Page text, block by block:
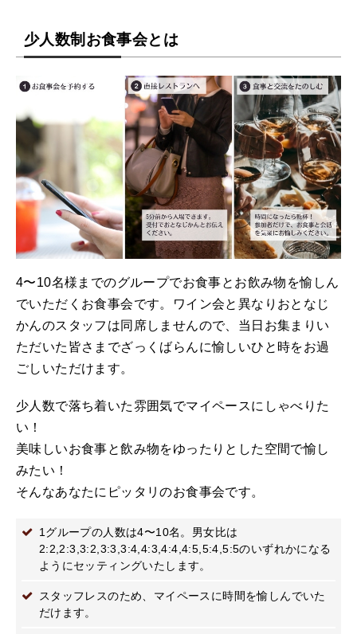
少人数制お食事会とは
4〜10名様までのグループでお食事とお飲み物を愉しん
でいただくお食事会です。ワイン会と異なりおとなじ
かんのスタッフは同席しませんので、当日お集まりい
ただいた皆さまでざっくばらんに愉しいひと時をお過
ごしいただけます。
少人数で落ち着いた雰囲気でマイペースにしゃべりた
い！
美味しいお食事と飲み物をゆったりとした空間で愉し
みたい！
そんなあなたにピッタリのお食事会です。
1グループの人数は4〜10名。男女比は
2:2,2:3,3:2,3:3,3:4,4:3,4:4,4:5,5:4,5:5のいずれかになる
ようにセッティングいたします。
スタッフレスのため、マイペースに時間を愉しんでいた
だけます。